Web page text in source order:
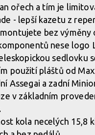
ořech a tím je
- lepší kazetu z
bez výměny
nese logo
sedlovku
použití pláštů od
Assegai a zadní
v základním
kola necelých 15,8